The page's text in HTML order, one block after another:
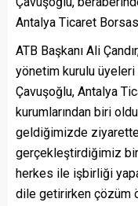
Antalya Ticaret
ATB Başkanı Ali
yönetim kurulu
Çavuşoğlu, Antalya
kurumlarından biri
geldiğimizde
gerçekleştirdiğimiz bir
herkes ile işbirliği
dile getirirken çözüm